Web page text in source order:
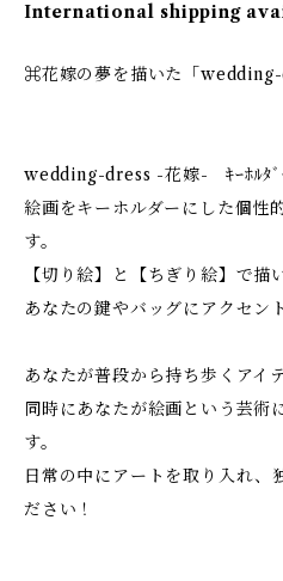
International shipping
⌘花嫁の夢を描いた「wedding-
wedding-dress -花嫁- ｷｰﾎﾙﾀﾞｰ
絵画をキーホルダーにした個性
す。
【切り絵】と【ちぎり絵】で描
あなたの鍵やバッグにアクセン
あなたが普段から持ち歩くアイ
同時にあなたが絵画という芸術
す。
日常の中にアートを取り入れ、
ださい！